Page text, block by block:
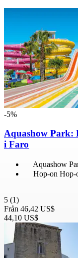
-5%
Aquashow Park:
i Faro
Aquashow
Hop-on Hop-
5 (1)
Från 46,42 US$
44,10 US$